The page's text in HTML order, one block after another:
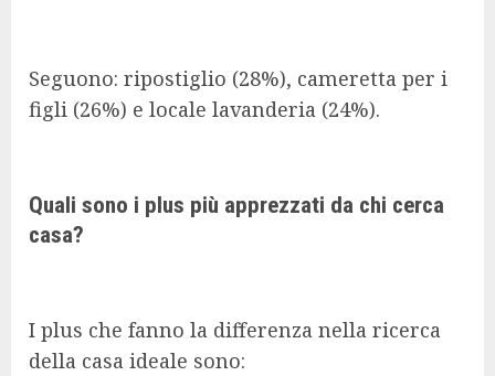
Seguono: ripostiglio (28%), cameretta per i
figli (26%) e locale lavanderia (24%).
Quali sono i plus più apprezzati da chi cerca
casa?
I plus che fanno la differenza nella ricerca
della casa ideale sono: